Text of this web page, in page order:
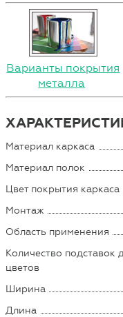
Варианты покрытия
металла
Материал каркаса
Материал полок
Цвет покрытия каркаса
Монтаж
Область применения
Количество подставок
цветов
Ширина
Длина